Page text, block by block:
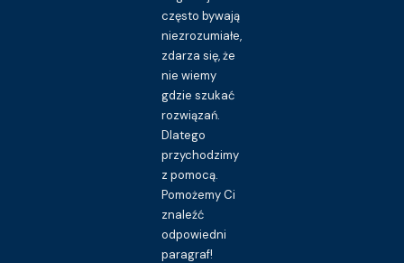
często bywają
niezrozumiałe,
zdarza się, że
nie wiemy
gdzie szukać
rozwiązań.
Dlatego
przychodzimy
z pomocą.
Pomożemy Ci
znaleźć
odpowiedni
paragraf!